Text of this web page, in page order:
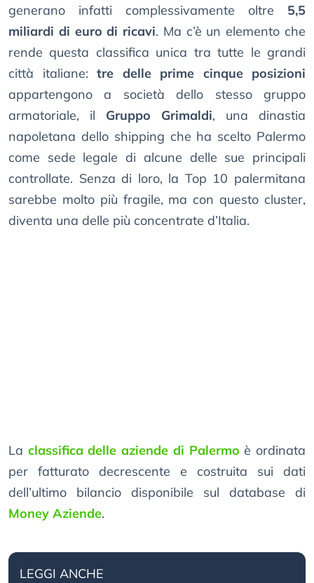
generano infatti complessivamente oltre 5,5
miliardi di euro di ricavi. Ma c’è un elemento che
rende questa classifica unica tra tutte le grandi
città italiane: tre delle prime cinque posizioni
appartengono a società dello stesso gruppo
armatoriale, il Gruppo Grimaldi, una dinastia
napoletana dello shipping che ha scelto Palermo
come sede legale di alcune delle sue principali
controllate. Senza di loro, la Top 10 palermitana
sarebbe molto più fragile, ma con questo cluster,
diventa una delle più concentrate d’Italia.
La classifica delle aziende di Palermo è ordinata
per fatturato decrescente e costruita sui dati
dell’ultimo bilancio disponibile sul database di
Money Aziende.
LEGGI ANCHE